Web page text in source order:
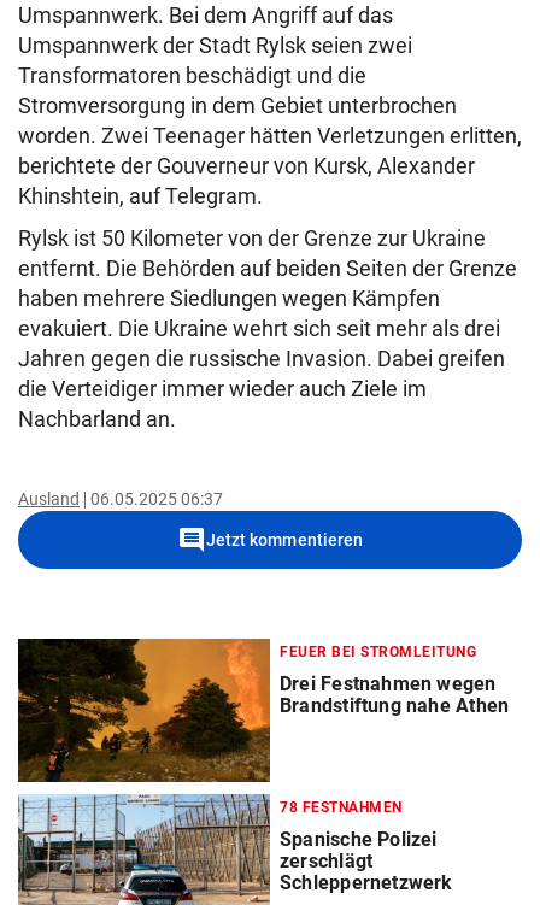
Umspannwerk. Bei dem Angriff auf das
Umspannwerk der Stadt Rylsk seien zwei
Transformatoren beschädigt und die
Stromversorgung in dem Gebiet unterbrochen
worden. Zwei Teenager hätten Verletzungen erlitten,
berichtete der Gouverneur von Kursk, Alexander
Khinshtein, auf Telegram.
Rylsk ist 50 Kilometer von der Grenze zur Ukraine
entfernt. Die Behörden auf beiden Seiten der Grenze
haben mehrere Siedlungen wegen Kämpfen
evakuiert. Die Ukraine wehrt sich seit mehr als drei
Jahren gegen die russische Invasion. Dabei greifen
die Verteidiger immer wieder auch Ziele im
Nachbarland an.
Ausland 06.05.2025 06:37
commentJetzt kommentieren
FEUER BEI STROMLEITUNG
Drei Festnahmen wegen
Brandstiftung nahe Athen
78 FESTNAHMEN
Spanische Polizei
zerschlägt
Schleppernetzwerk